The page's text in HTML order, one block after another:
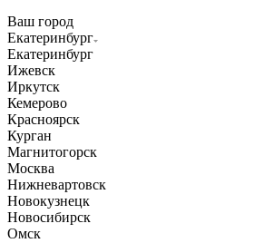
Ваш город
Екатеринбург
Екатеринбург
Ижевск
Иркутск
Кемерово
Красноярск
Курган
Магнитогорск
Москва
Нижневартовск
Новокузнецк
Новосибирск
Омск